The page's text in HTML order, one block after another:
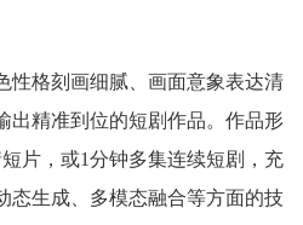
性格刻画细腻、画面意象表达清
出精准到位的短剧作品。作品形
片，或1分钟多集连续短剧，充
态生成、多模态融合等方面的技